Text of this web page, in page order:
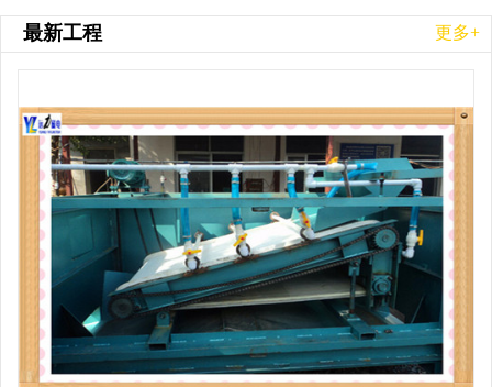
最新工程 更多+